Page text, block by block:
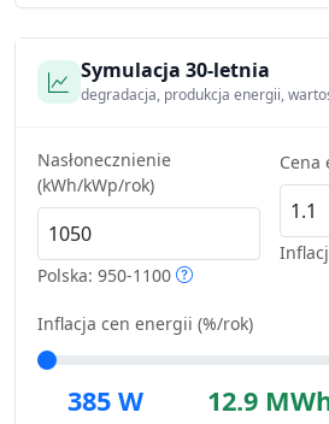
Symulacja 30-letnia
degradacja, produkcja energii,
Nasłonecznienie
(kWh/kWp/rok)
Polska: 950-1100
Cena
Inflacja cen energii (%/rok)
385 W 12.9